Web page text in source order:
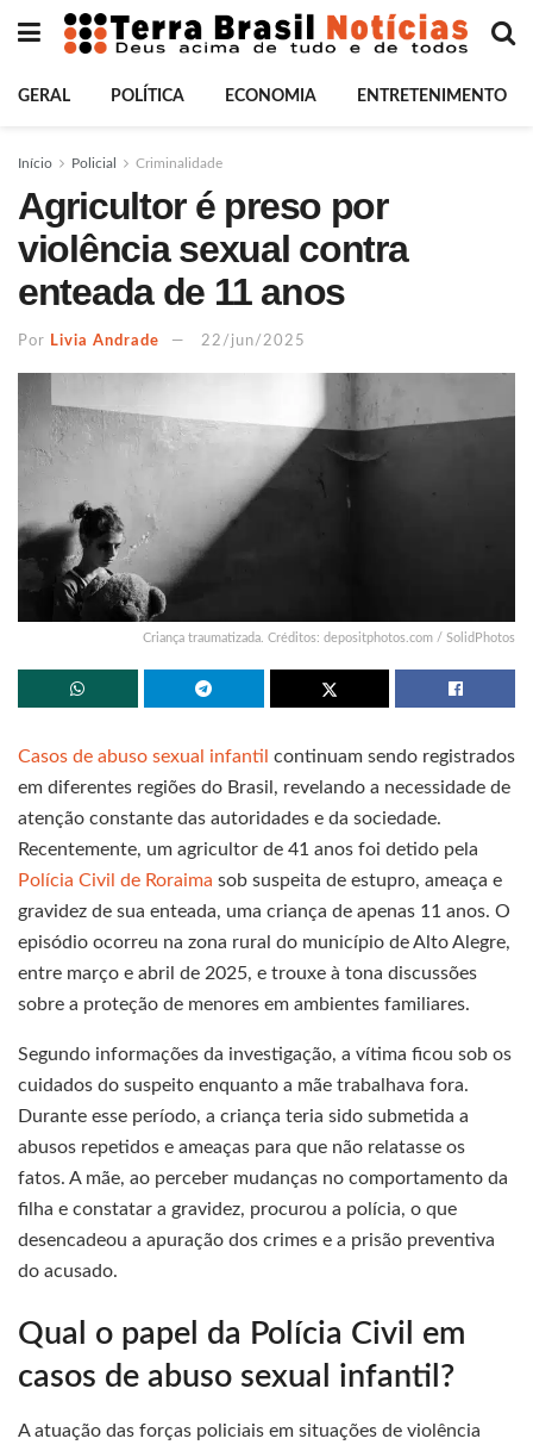
GERAL POLÍTICA ECONOMIA ENTRETENIMENTO
Início Policial Criminalidade
Agricultor é preso por
violência sexual contra
enteada de 11 anos
Por Livia Andrade 22/jun/2025
Criança traumatizada. Créditos: depositphotos.com / SolidPhotos
Casos de abuso sexual infantil continuam sendo registrados
em diferentes regiões do Brasil, revelando a necessidade de
atenção constante das autoridades e da sociedade.
Recentemente, um agricultor de 41 anos foi detido pela
Polícia Civil de Roraima sob suspeita de estupro, ameaça e
gravidez de sua enteada, uma criança de apenas 11 anos. O
episódio ocorreu na zona rural do município de Alto Alegre,
entre março e abril de 2025, e trouxe à tona discussões
sobre a proteção de menores em ambientes familiares.
Segundo informações da investigação, a vítima ficou sob os
cuidados do suspeito enquanto a mãe trabalhava fora.
Durante esse período, a criança teria sido submetida a
abusos repetidos e ameaças para que não relatasse os
fatos. A mãe, ao perceber mudanças no comportamento da
filha e constatar a gravidez, procurou a polícia, o que
desencadeou a apuração dos crimes e a prisão preventiva
do acusado.
Qual o papel da Polícia Civil em
casos de abuso sexual infantil?
A atuação das forças policiais em situações de violência